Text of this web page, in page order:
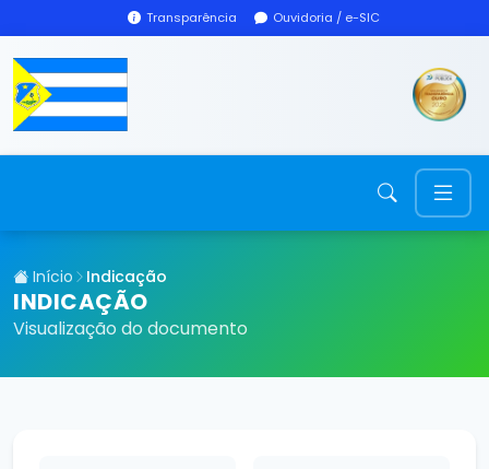
Transparência Ouvidoria / e-SIC
Início Indicação
INDICAÇÃO
Visualização do documento